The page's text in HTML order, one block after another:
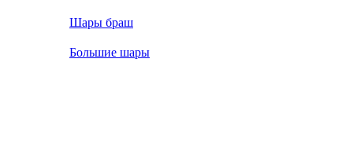
Шары браш
Большие шары